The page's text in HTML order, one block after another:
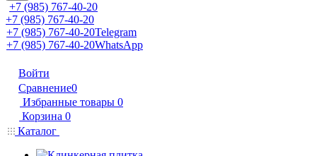
+7 (985) 767-40-20
+7 (985) 767-40-20
+7 (985) 767-40-20Telegram
+7 (985) 767-40-20WhatsApp
Войти
Сравнение0
Избранные товары 0
Корзина 0
Каталог